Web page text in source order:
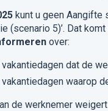
kunt u geen Aangifte
(scenario 5)’. Dat
over:
vakantiedagen dat de
vakantiedagen waarop
de werknemer